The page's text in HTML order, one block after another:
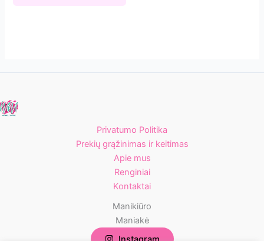
Privatumo Politika
Prekių grąžinimas ir keitimas
Apie mus
Renginiai
Kontaktai
Manikiūro
Maniakė